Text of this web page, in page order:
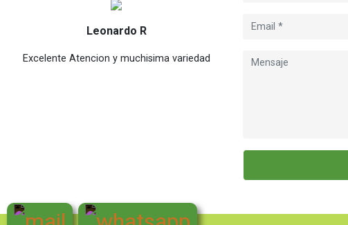
Leonardo R
Excelente Atencion y muchisima variedad
Excelente en tiempo y